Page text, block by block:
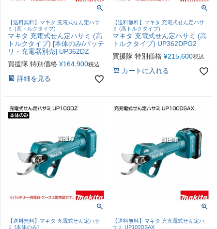
【送料無料】マキタ 充電式せん定ハサ
ミ (高トルクタイプ)
マキタ 充電式せん定ハサミ (高
トルクタイプ) [本体のみ/バッテ
リ・充電器別売] UP362DZ
買援隊 特別価格 ¥164,900税込
詳細を見る
【送料無料】マキタ 充電式せん定ハサ
ミ (高トルクタイプ)
マキタ 充電式せん定ハサミ (高
トルクタイプ) UP362DPG2
買援隊 特別価格 ¥215,600税込
カートに入れる
【送料無料】マキタ 充電式せん定ハサ
ミ [本体のみ]
【送料無料】マキタ 充充電式せん定ハ
サミ UP100DSAX